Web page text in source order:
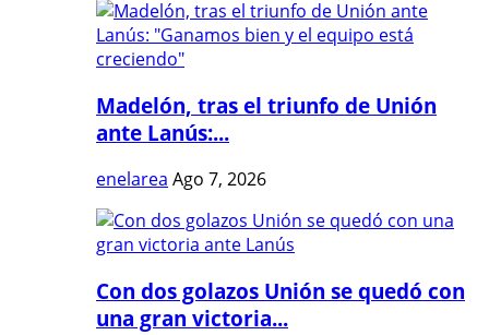
Madelón, tras el triunfo de Unión
ante Lanús:...
enelarea Ago 7, 2026
Con dos golazos Unión se quedó con
una gran victoria...